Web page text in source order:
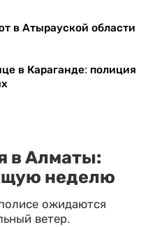
в Атырауской области
в Караганде: полиция
в Алматы:
неделю
ожидаются
ветер.